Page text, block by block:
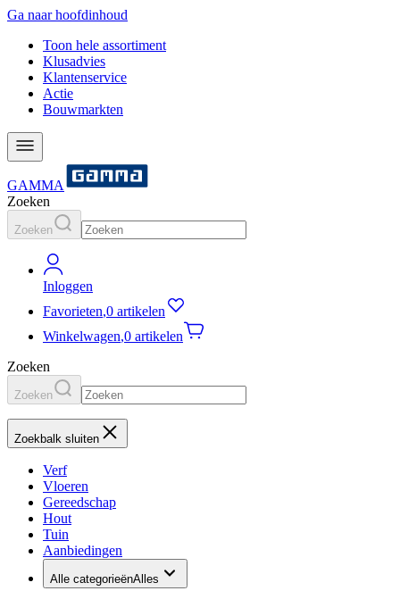
Ga naar hoofdinhoud
Toon hele assortiment
Klusadvies
Klantenservice
Actie
Bouwmarkten
GAMMA
Zoeken
Zoeken
Inloggen
Favorieten,0 artikelen
Winkelwagen,0 artikelen
Zoeken
Zoeken
Zoekbalk sluiten
Verf
Vloeren
Gereedschap
Hout
Tuin
Aanbiedingen
Alle categorieënAlles